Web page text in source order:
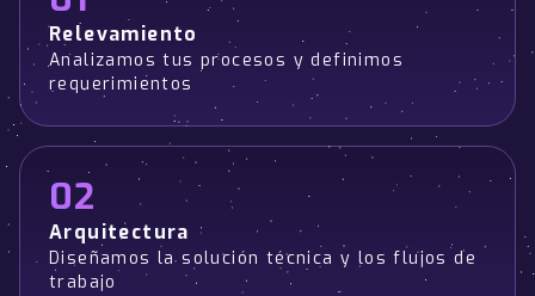
Relevamiento
Analizamos tus procesos y definimos
requerimientos
02
Arquitectura
Diseñamos la solución técnica y los flujos de
trabajo